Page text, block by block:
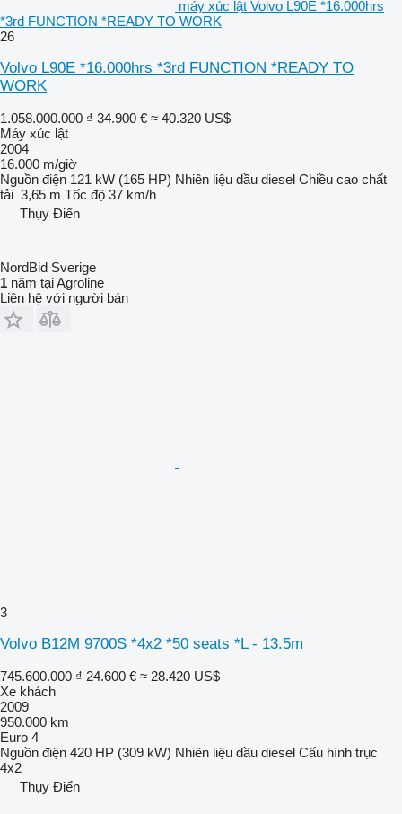
máy xúc lật Volvo L90E *16.000hrs
*3rd FUNCTION *READY TO WORK
26
Volvo L90E *16.000hrs *3rd FUNCTION *READY TO
WORK
1.058.000.000 ₫ 34.900 € ≈ 40.320 US$
Máy xúc lật
2004
16.000 m/giờ
Nguồn điện 121 kW (165 HP) Nhiên liệu dầu diesel Chiều cao chất
tải 3,65 m Tốc độ 37 km/h
Thụy Điển
NordBid Sverige
1 năm tại Agroline
Liên hệ với người bán
3
Volvo B12M 9700S *4x2 *50 seats *L - 13.5m
745.600.000 ₫ 24.600 € ≈ 28.420 US$
Xe khách
2009
950.000 km
Euro 4
Nguồn điện 420 HP (309 kW) Nhiên liệu dầu diesel Cấu hình trục
4x2
Thụy Điển